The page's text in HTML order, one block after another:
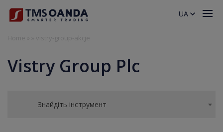
Vistry Group Plc
Знайдіть інструмент
UA